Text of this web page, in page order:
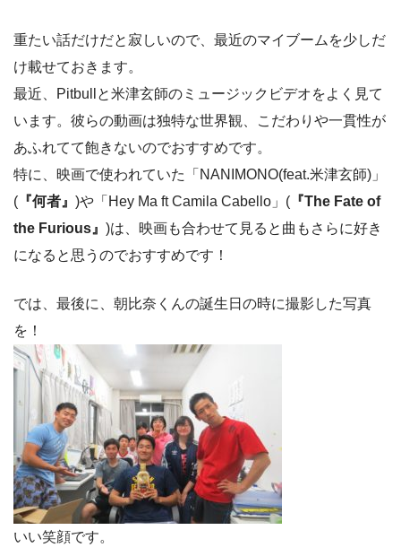
重たい話だけだと寂しいので、最近のマイブームを少しだ
け載せておきます。
最近、Pitbullと米津玄師のミュージックビデオをよく見て
います。彼らの動画は独特な世界観、こだわりや一貫性が
あふれてて飽きないのでおすすめです。
特に、映画で使われていた「NANIMONO(feat.米津玄師)」
( 『何者』 )や「Hey Ma ft Camila Cabello」( 『The Fate of
the Furious』 )は、映画も合わせて見ると曲もさらに好き
になると思うのでおすすめです！
では、最後に、朝比奈くんの誕生日の時に撮影した写真
を！
いい笑顔です。